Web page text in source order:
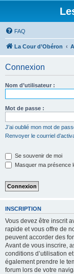
FAQ
La Cour d’Obéron
Connexion
Nom d’utilisateur :
Mot de passe :
J’ai oublié mon mot de
Renvoyer le courriel
Se souvenir de moi
Masquer ma présence
INSCRIPTION
Vous devez être inscrit
rapide et vous offre de
peuvent accorder des
Avant de vous inscrire,
conditions d’utilisation
également prendre le
forum lors de votre